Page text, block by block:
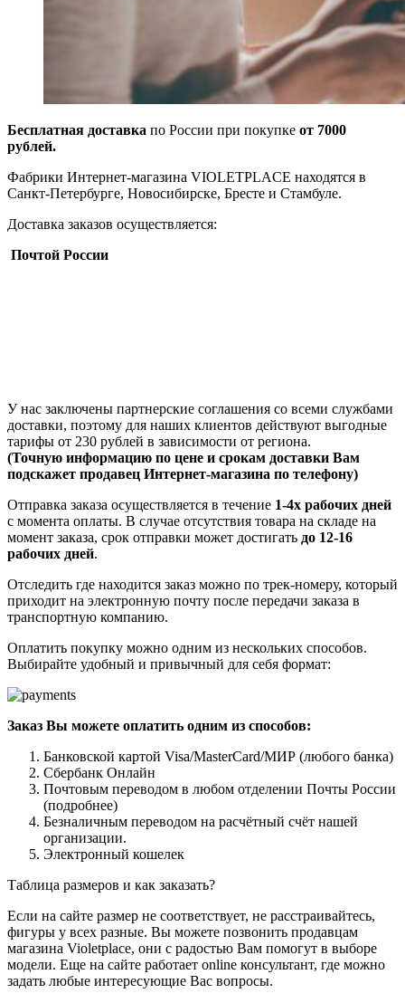
Бесплатная доставка по России при покупке от 7000
рублей.
Фабрики Интернет-магазина VIOLETPLACE находятся в
Санкт-Петербурге, Новосибирске, Бресте и Стамбуле.
Доставка заказов осуществляется:
Почтой России
У нас заключены партнерские соглашения со всеми службами
доставки, поэтому для наших клиентов действуют выгодные
тарифы от 230 рублей в зависимости от региона.
(Точную информацию по цене и срокам доставки Вам
подскажет продавец Интернет-магазина по телефону)
Отправка заказа осуществляется в течение 1-4х рабочих дней
с момента оплаты. В случае отсутствия товара на складе на
момент заказа, срок отправки может достигать до 12-16
рабочих дней.
Отследить где находится заказ можно по трек-номеру, который
приходит на электронную почту после передачи заказа в
транспортную компанию.
Оплатить покупку можно одним из нескольких способов.
Выбирайте удобный и привычный для себя формат:
Заказ Вы можете оплатить одним из способов:
Банковской картой Visa/MasterCard/МИР (любого банка)
Сбербанк Онлайн
Почтовым переводом в любом отделении Почты России
(подробнее)
Безналичным переводом на расчётный счёт нашей
организации.
Электронный кошелек
Таблица размеров и как заказать?
Если на сайте размер не соответствует, не расстраивайтесь,
фигуры у всех разные. Вы можете позвонить продавцам
магазина Violetplace, они с радостью Вам помогут в выборе
модели. Еще на сайте работает online консультант, где можно
задать любые интересующие Вас вопросы.